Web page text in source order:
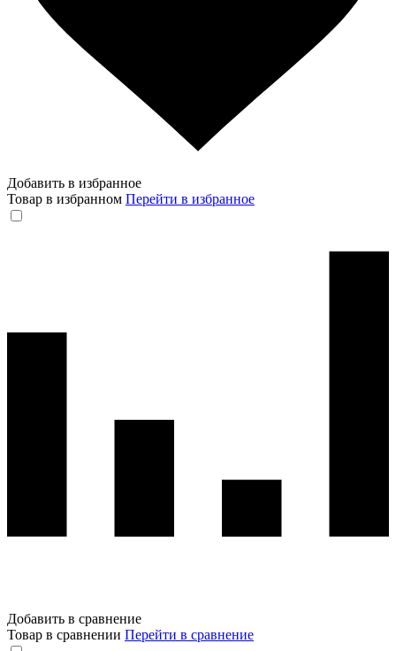
Добавить в избранное
Товар в избранном Перейти в избранное
Добавить в сравнение
Товар в сравнении Перейти в сравнение